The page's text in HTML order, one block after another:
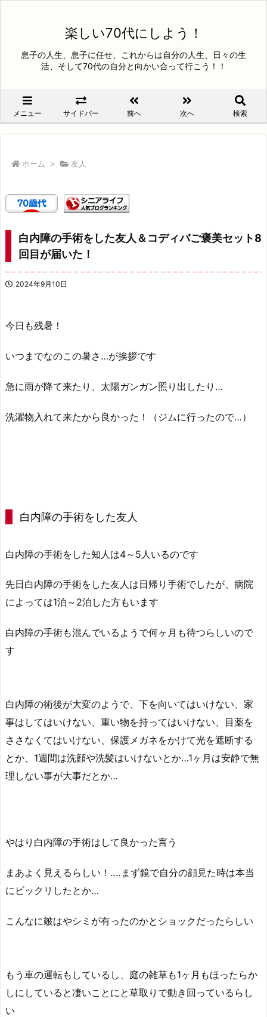
楽しい70代にしよう！
息子の人生、息子に任せ、これからは自分の人生、日々の生
活、そして70代の自分と向かい合って行こう！！
メニュー サイドバー 前へ 次へ 検索
ホーム > 友人
白内障の手術をした友人＆コディバご褒美セット8
回目が届いた！
2024年9月10日
今日も残暑！
いつまでなのこの暑さ…が挨拶です
急に雨が降て来たり、太陽ガンガン照り出したり…
洗濯物入れて来たから良かった！（ジムに行ったので…）
白内障の手術をした友人
白内障の手術をした知人は4～5人いるのです
先日白内障の手術をした友人は日帰り手術でしたが、病院
によっては1泊～2泊した方もいます
白内障の手術も混んでいるようで何ヶ月も待つらしいので
す
白内障の術後が大変のようで、下を向いてはいけない、家
事はしてはいけない、重い物を持ってはいけない、目薬を
ささなくてはいけない、保護メガネをかけて光を遮断する
とか、1週間は洗顔や洗髪はいけないとか…1ヶ月は安静で無
理しない事が大事だとか…
やはり白内障の手術はして良かった言う
まあよく見えるらしい！‥‥まず鏡で自分の顔見た時は本当
にビックリしたとか…
こんなに皴はやシミが有ったのかとショックだったらしい
もう車の運転もしているし、庭の雑草も1ヶ月もほったらか
しにしていると凄いことにと草取りで動き回っているらし
い